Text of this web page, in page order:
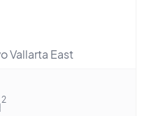
Vallarta East
2